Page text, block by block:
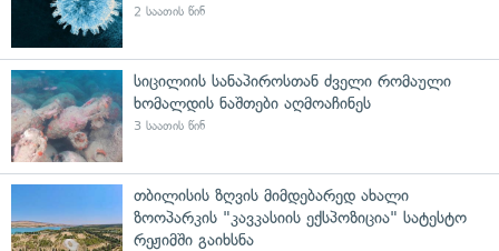
2 საათის წინ
სიცილიის სანაპიროსთან ძველი რომაული
ხომალდის ნაშთები აღმოაჩინეს
3 საათის წინ
თბილისის ზღვის მიმდებარედ ახალი
ზოოპარკის "კავკასიის ექსპოზიცია" სატესტო
რეჟიმში გაიხსნა